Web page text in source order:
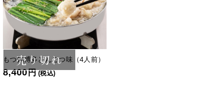
売り切れ
もつ鍋博多とんこつ味（4人前）
8,400円 (税込)